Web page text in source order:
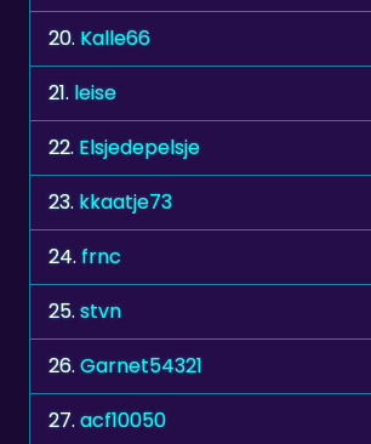
20. Kalle66
21. leise
22. Elsjedepelsje
23. kkaatje73
24.frnc
25.stvn
26.Garnet54321
27.acf10050